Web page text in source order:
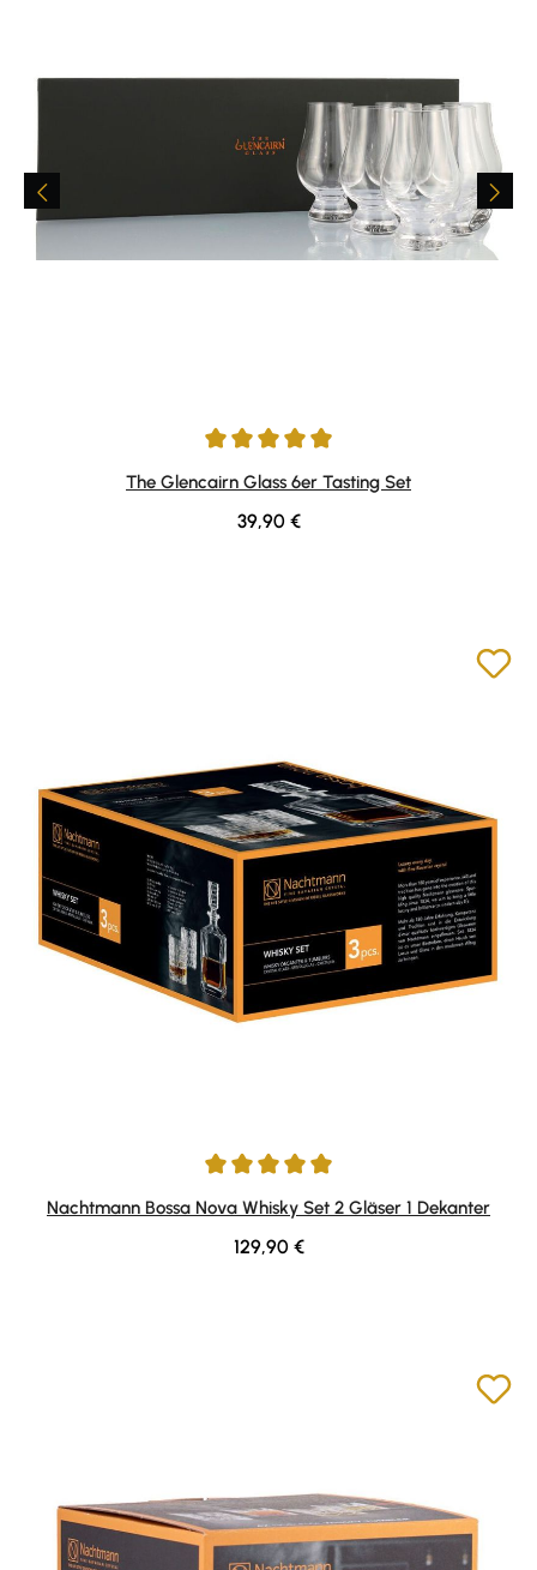
Durchschnittliche Bewertung von 4.94 von 5 Sternen
The Glencairn Glass 6er Tasting Set
Regulärer Preis:
39,90 €
Durchschnittliche Bewertung von 5 von 5 Sternen
Nachtmann Bossa Nova Whisky Set 2 Gläser 1 Dekanter
Regulärer Preis:
129,90 €